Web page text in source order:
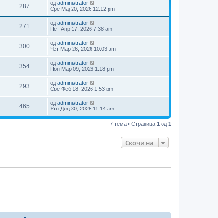
287 од administrator
Сре Мај 20, 2026 12:12 pm
271 од administrator
Пет Апр 17, 2026 7:38 am
300 од administrator
Чет Мар 26, 2026 10:03 am
354 од administrator
Пон Мар 09, 2026 1:18 pm
293 од administrator
Сре Феб 18, 2026 1:53 pm
465 од administrator
Уто Дец 30, 2025 11:14 am
7 тема • Страница 1 од 1
Скочи на